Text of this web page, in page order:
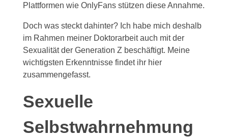
Plattformen wie OnlyFans stützen diese Annahme.
Doch was steckt dahinter? Ich habe mich deshalb
im Rahmen meiner Doktorarbeit auch mit der
Sexualität der Generation Z beschäftigt. Meine
wichtigsten Erkenntnisse findet ihr hier
zusammengefasst.
Sexuelle
Selbstwahrnehmung